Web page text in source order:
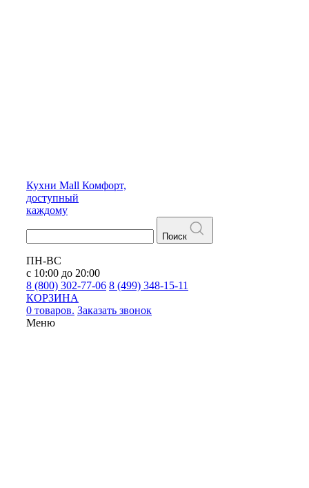
Кухни Mall Комфорт,
доступный
каждому
Поиск
ПН-ВС
с 10:00 до 20:00
8 (800) 302-77-06 8 (499) 348-15-11
КОРЗИНА
0 товаров. Заказать звонок
Меню